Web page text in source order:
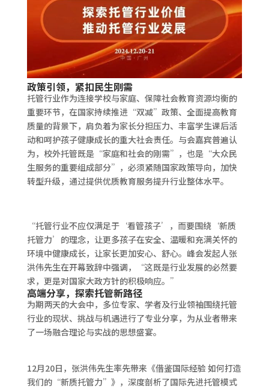
政策引领，紧扣民生刚需
托管行业作为连接学校与家庭、保障社会教育资源均衡的
重要环节，在国家持续推进“双减”政策、全面提高教育
质量的背景下，肩负着为家长分担压力、丰富学生课后活
动和呵护孩子健康成长的重大社会责任。与会嘉宾普遍认
为，校外托管既是“家庭和社会的刚需”，也是“大众民
生服务的重要组成部分”，必须紧随国家政策导向，加快
转型升级，通过提供优质教育服务提升行业整体水平。
“托管行业不应仅满足于‘看管孩子’ ，而要围绕‘新质
托管力’ 的理念，让更多孩子在安全、温暖和充满关怀的
环境中健康成长，让家长更加安心、舒心。峰会发起人张
洪伟先生在开幕致辞中强调，
“这既是行业发展的必然要
求，更是对国家大政方针的积极响应。 ”
高端分享，探索托管新路径
为期两天的大会中，多位专家、学者及行业领袖围绕托管
行业的现状、挑战与机遇进行了专业分享，为从业者带来
了一场融合理论与实战的思想盛宴。
12月20日，张洪伟先生率先带来《借鉴国际经验 如何打造
我们的“新质托管力”》，深度剖析了国际先进托管模式